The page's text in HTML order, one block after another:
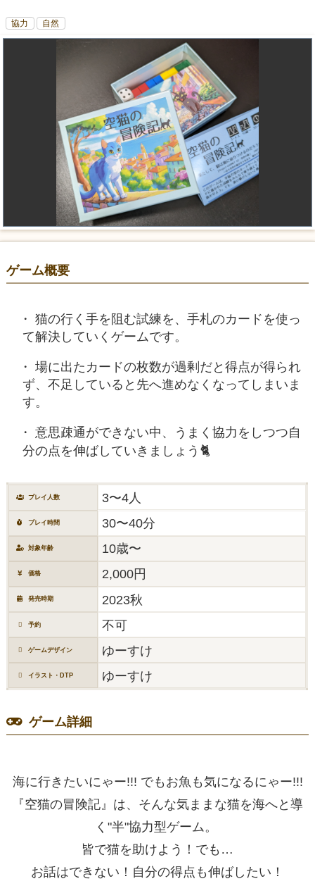
協力 自然
ゲーム概要
猫の行く手を阻む試練を、手札のカードを使っ
て解決していくゲームです。
場に出たカードの枚数が過剰だと得点が得られ
ず、不足していると先へ進めなくなってしまいま
す。
意思疎通ができない中、うまく協力をしつつ自
分の点を伸ばしていきましょう🐈
プレイ人数 3〜4人
プレイ時間 30〜40分
対象年齢 10歳〜
価格 2,000円
発売時期 2023秋
予約 不可
ゲームデザイン ゆーすけ
イラスト・DTP ゆーすけ
ゲーム詳細
海に行きたいにゃー!!! でもお魚も気になるにゃー!!!
『空猫の冒険記』は、そんな気ままな猫を海へと導
く"半"協力型ゲーム。
皆で猫を助けよう！でも…
お話はできない！自分の得点も伸ばしたい！